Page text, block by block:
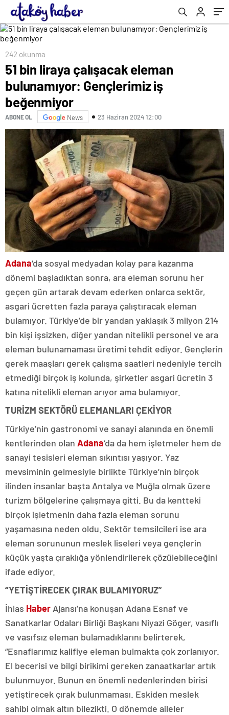
242 okunma
51 bin liraya çalışacak eleman
bulunamıyor: Gençlerimiz iş
beğenmiyor
ABONE OL News 23 Haziran 2024 12:00
Adana‘da sosyal medyadan kolay para kazanma
dönemi başladıktan sonra, ara eleman sorunu her
geçen gün artarak devam ederken onlarca sektör,
asgari ücretten fazla paraya çalıştıracak eleman
bulamıyor. Türkiye’de bir yandan yaklaşık 3 milyon 214
bin kişi işsizken, diğer yandan nitelikli personel ve ara
eleman bulunamaması üretimi tehdit ediyor. Gençlerin
gerek maaşları gerek çalışma saatleri nedeniyle tercih
etmediği birçok iş kolunda, şirketler asgari ücretin 3
katına nitelikli eleman arıyor ama bulamıyor.
TURİZM SEKTÖRÜ ELEMANLARI ÇEKİYOR
Türkiye’nin gastronomi ve sanayi alanında en önemli
kentlerinden olan Adana‘da da hem işletmeler hem de
sanayi tesisleri eleman sıkıntısı yaşıyor. Yaz
mevsiminin gelmesiyle birlikte Türkiye’nin birçok
ilinden insanlar başta Antalya ve Muğla olmak üzere
turizm bölgelerine çalışmaya gitti. Bu da kentteki
birçok işletmenin daha fazla eleman sorunu
yaşamasına neden oldu. Sektör temsilcileri ise ara
eleman sorununun meslek liseleri veya gençlerin
küçük yaşta çıraklığa yönlendirilerek çözülebileceğini
ifade ediyor.
“YETİŞTİRECEK ÇIRAK BULAMIYORUZ”
İhlas Haber Ajansı’na konuşan Adana Esnaf ve
Sanatkarlar Odaları Birliği Başkanı Niyazi Göger, vasıflı
ve vasıfsız eleman bulamadıklarını belirterek,
“Esnaflarımız kalifiye eleman bulmakta çok zorlanıyor.
El becerisi ve bilgi birikimi gereken zanaatkarlar artık
bulunmuyor. Bunun en önemli nedenlerinden birisi
yetiştirecek çırak bulunmaması. Eskiden meslek
sahibi olmak altın bilezikti. O dönemde aileler